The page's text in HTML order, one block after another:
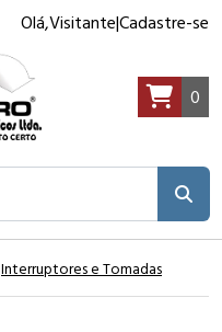
Olá,Visitante|Cadastre-se
0
Interruptores e Tomadas